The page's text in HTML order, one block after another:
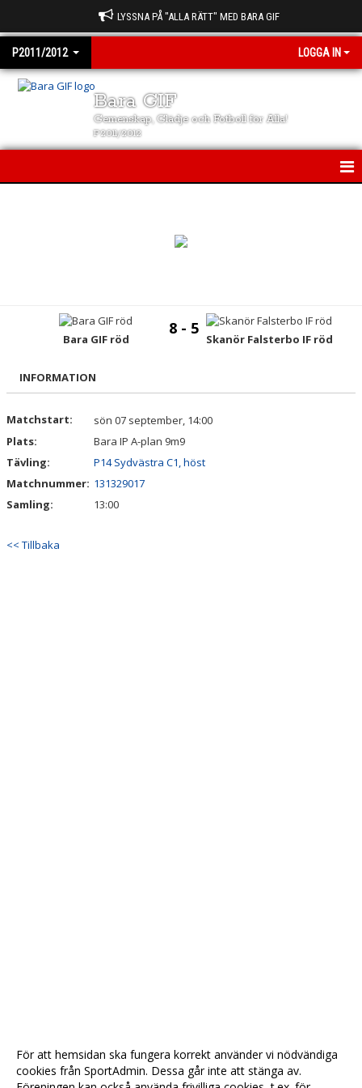
LYSSNA PÅ "ALLA RÄTT" MED BARA GIF
P2011/2012 LOGGA IN
Bara GIF
Gemenskap, Glädje och Fotboll för Alla!
P2011/2012
BILDGALLERI
SOCIALA MEDIER:
Bara GIF röd
8 - 5
Skanör Falsterbo IF röd
INFORMATION
Matchstart:
sön 07 september, 14:00
Plats:
Bara IP A-plan 9m9
Tävling:
P14 Sydvästra C1, höst
Matchnummer: 131329017
Samling:
13:00
<< Tillbaka
För att hemsidan ska fungera korrekt använder vi nödvändiga
cookies från SportAdmin. Dessa går inte att stänga av.